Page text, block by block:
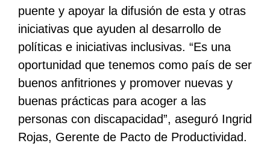
puente y apoyar la difusión de esta y otras
iniciativas que ayuden al desarrollo de
políticas e iniciativas inclusivas. “Es una
oportunidad que tenemos como país de ser
buenos anfitriones y promover nuevas y
buenas prácticas para acoger a las
personas con discapacidad”, aseguró Ingrid
Rojas, Gerente de Pacto de Productividad.